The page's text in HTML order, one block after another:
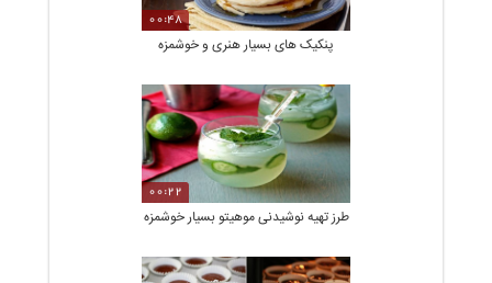
00:48
پنکیک های بسیار هنری و خوشمزه
00:22
طرز تهیه نوشیدنی موهیتو بسیار خوشمزه